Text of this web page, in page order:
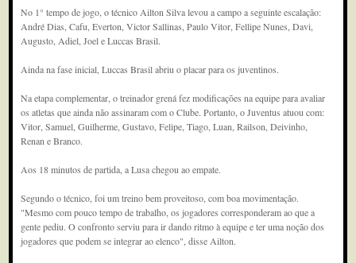
No 1° tempo de jogo, o técnico Ailton Silva levou a campo a seguinte escalação:
André Dias, Cafu, Everton, Victor Sallinas, Paulo Vitor, Fellipe Nunes, Davi,
Augusto, Adiel, Joel e Luccas Brasil.
Ainda na fase inicial, Luccas Brasil abriu o placar para os juventinos.
Na etapa complementar, o treinador grená fez modificações na equipe para avaliar
os atletas que ainda não assinaram com o Clube. Portanto, o Juventus atuou com:
Vitor, Samuel, Guilherme, Gustavo, Felipe, Tiago, Luan, Railson, Deivinho,
Renan e Branco.
Aos 18 minutos de partida, a Lusa chegou ao empate.
Segundo o técnico, foi um treino bem proveitoso, com boa movimentação.
"Mesmo com pouco tempo de trabalho, os jogadores corresponderam ao que a
gente pediu. O confronto serviu para ir dando ritmo à equipe e ter uma noção dos
jogadores que podem se integrar ao elenco", disse Ailton.